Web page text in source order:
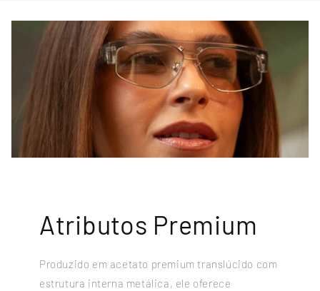
Atributos Premium
Produzido em acetato premium translúcido com
estrutura interna metálica, ele oferece